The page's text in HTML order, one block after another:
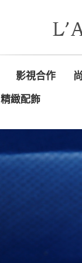
影視合作
精緻配飾